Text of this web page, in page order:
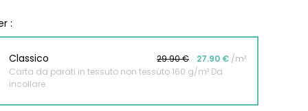
:
Classico 29.90 € 27.90 € /m²
Carta da parati in tessuto non tessuto 160 g/m² Da
incollare.